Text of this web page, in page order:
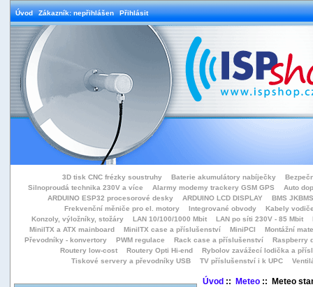
Úvod Zákazník: nepřihlášen Přihlásit
3D tisk CNC frézky soustruhy Baterie akumulátory nabíječky
Silnoproudá technika 230V a více
Alarmy modemy trackery GSM GPS
Auto
ARDUINO ESP32 procesorové desky
ARDUINO LCD DISPLAY
BMS
Frekvenční měniče pro el. motory
Integrované obvody
Kabely
Konzoly, výložníky, stožáry
LAN 10/100/1000 Mbit LAN po síti 230V - 85 Mbit
MiniITX a ATX mainboard
MiniITX case a příslušenství MiniPCI
Montážní
Převodníky - konvertory
PWM regulace Rack case a příslušenství
Raspberry
Routery low-cost
Routery Opti Hi-end
Rybolov zavážecí lodička a přísl
Tiskové servery a převodníky USB
TV příslušenství i k UPC
Úvod:: Meteo:: Meteo